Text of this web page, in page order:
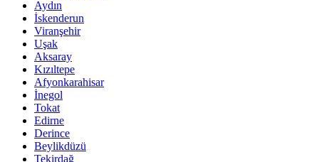
Aydın
İskenderun
Viranşehir
Uşak
Aksaray
Kızıltepe
Afyonkarahisar
İnegol
Tokat
Edirne
Derince
Beylikdüzü
Tekirdağ